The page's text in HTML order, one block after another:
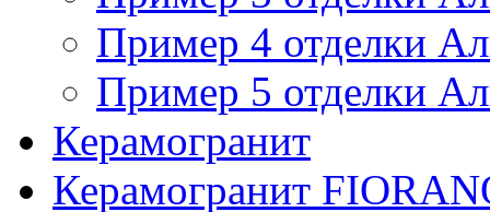
Пример 4 отделки
Пример 5 отделки
Керамогранит
Керамогранит